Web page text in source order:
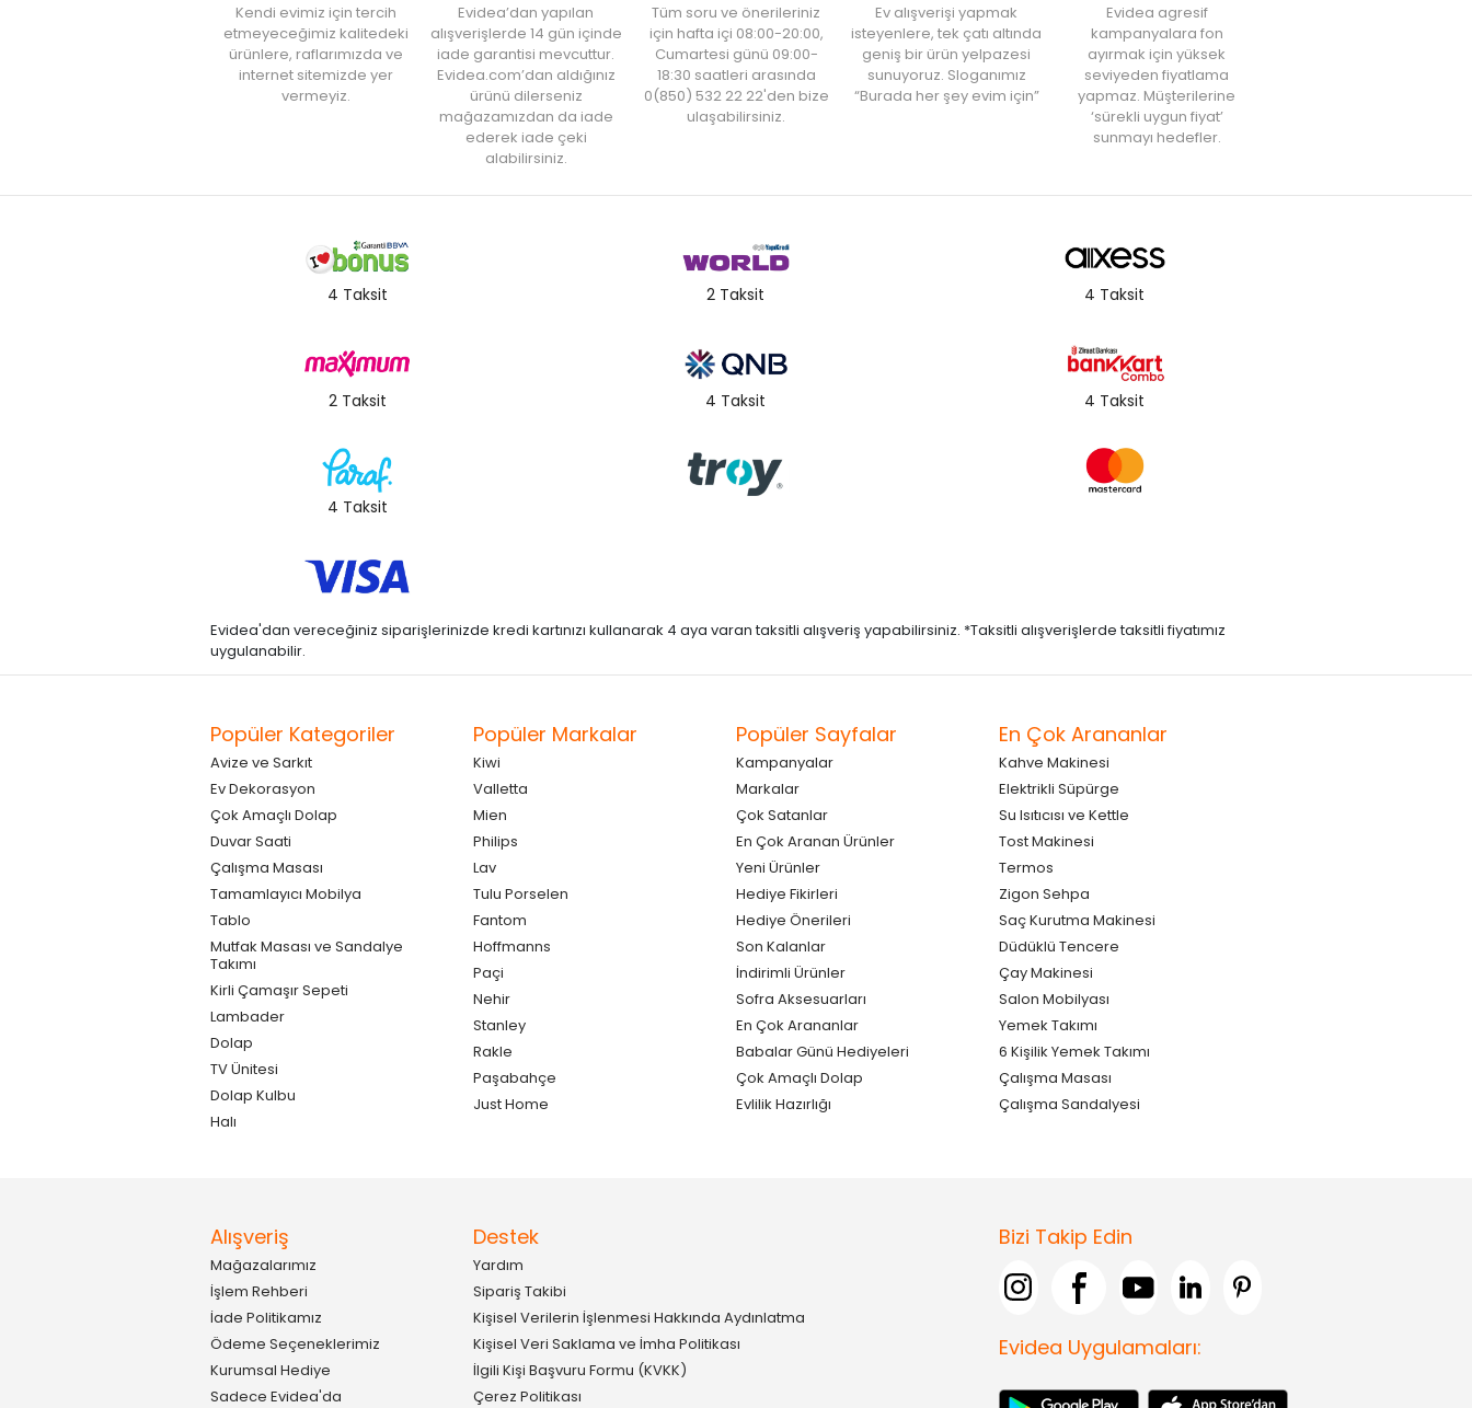
Kendi evimiz için tercih
etmeyeceğimiz kalitedeki
ürünlere, raflarımızda ve
internet sitemizde yer
vermeyiz.
Evidea’dan yapılan
alışverişlerde 14 gün içinde
iade garantisi mevcuttur.
Evidea.com’dan aldığınız
ürünü dilerseniz
mağazamızdan da iade
ederek iade çeki
alabilirsiniz.
Tüm soru ve önerileriniz
için hafta içi 08:00-20:00,
Cumartesi günü 09:00-
18:30 saatleri arasında
0(850) 532 22 22'den bize
ulaşabilirsiniz.
Ev alışverişi yapmak
isteyenlere, tek çatı altında
geniş bir ürün yelpazesi
sunuyoruz. Sloganımız
“Burada her şey evim için”
Evidea agresif
kampanyalara fon
ayırmak için yüksek
seviyeden fiyatlama
yapmaz. Müşterilerine
‘sürekli uygun fiyat’
sunmayı hedefler.
4 Taksit 2 Taksit 4 Taksit
2 Taksit 4 Taksit 4 Taksit
4 Taksit
Evidea'dan vereceğiniz siparişlerinizde kredi kartınızı kullanarak 4 aya varan taksitli alışveriş yapabilirsiniz. *Taksitli alışverişlerde taksitli fiyatımız
uygulanabilir.
Popüler Kategoriler
Avize ve Sarkıt
Ev Dekorasyon
Çok Amaçlı Dolap
Duvar Saati
Çalışma Masası
Tamamlayıcı Mobilya
Tablo
Mutfak Masası ve Sandalye
Takımı
Kirli Çamaşır Sepeti
Lambader
Dolap
TV Ünitesi
Dolap Kulbu
Halı
Popüler Markalar
Kiwi
Valletta
Mien
Philips
Lav
Tulu Porselen
Fantom
Hoffmanns
Paçi
Nehir
Stanley
Rakle
Paşabahçe
Just Home
Popüler Sayfalar
Kampanyalar
Markalar
Çok Satanlar
En Çok Aranan Ürünler
Yeni Ürünler
Hediye Fikirleri
Hediye Önerileri
Son Kalanlar
İndirimli Ürünler
Sofra Aksesuarları
En Çok Arananlar
Babalar Günü Hediyeleri
Çok Amaçlı Dolap
Evlilik Hazırlığı
En Çok Arananlar
Kahve Makinesi
Elektrikli Süpürge
Su Isıtıcısı ve Kettle
Tost Makinesi
Termos
Zigon Sehpa
Saç Kurutma Makinesi
Düdüklü Tencere
Çay Makinesi
Salon Mobilyası
Yemek Takımı
6 Kişilik Yemek Takımı
Çalışma Masası
Çalışma Sandalyesi
Alışveriş
Mağazalarımız
İşlem Rehberi
İade Politikamız
Ödeme Seçeneklerimiz
Kurumsal Hediye
Sadece Evidea'da
Destek
Yardım
Sipariş Takibi
Kişisel Verilerin İşlenmesi Hakkında Aydınlatma
Kişisel Veri Saklama ve İmha Politikası
İlgili Kişi Başvuru Formu (KVKK)
Çerez Politikası
Bizi Takip Edin
Evidea Uygulamaları: